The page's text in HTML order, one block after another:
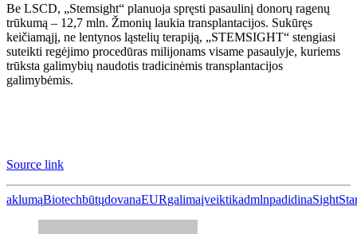
Be LSCD, „Stemsight“ planuoja spręsti pasaulinį donorų ragenų
trūkumą – 12,7 mln. Žmonių laukia transplantacijos. Sukūręs
keičiamąjį, ne lentynos ląstelių terapiją, „STEMSIGHT“ stengiasi
suteikti regėjimo procedūras milijonams visame pasaulyje, kuriems
trūksta galimybių naudotis tradicinėmis transplantacijos
galimybėmis.
Source link
aklumąBiotechbūtųdovanaEURgalimaįveiktikadmlnpadidinaSight